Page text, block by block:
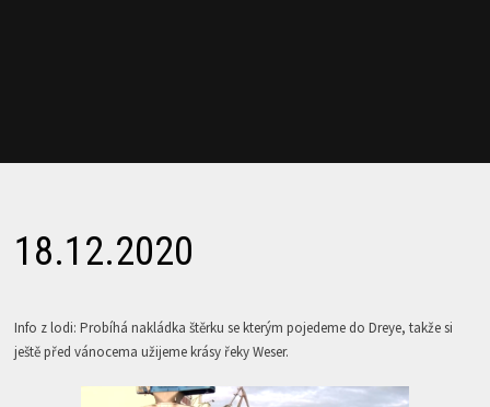
18.12.2020
Info z lodi: Probíhá nakládka štěrku se kterým pojedeme do Dreye, takže si
ještě před vánocema užijeme krásy řeky Weser.